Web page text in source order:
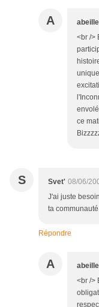
A
<br />
ce
S Svet' 08/06/
J'ai juste
ta
Répondre
A
<br />